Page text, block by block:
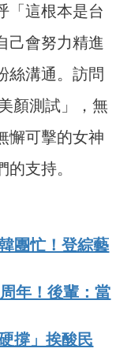
「這根本是台
己會努力精進
絲溝通。訪問
顏測試」，無
懈可擊的女神
支持。
團忙！登綜藝
年！後輩：當
撐」挨酸民